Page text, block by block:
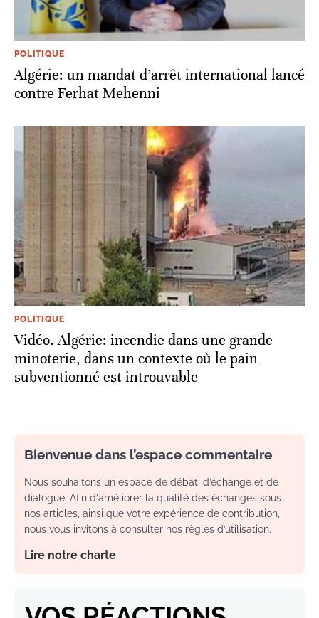
POLITIQUE
Algérie: un mandat d’arrêt international lancé
contre Ferhat Mehenni
POLITIQUE
Vidéo. Algérie: incendie dans une grande
minoterie, dans un contexte où le pain
subventionné est introuvable
Bienvenue dans l’espace commentaire
Nous souhaitons un espace de débat, d’échange et de
dialogue. Afin d'améliorer la qualité des échanges sous
nos articles, ainsi que votre expérience de contribution,
nous vous invitons à consulter nos règles d’utilisation.
Lire notre charte